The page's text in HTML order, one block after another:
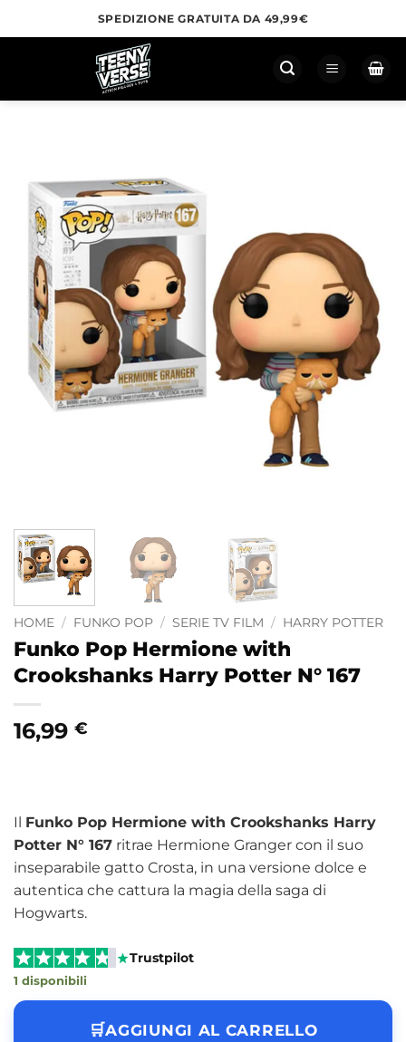
ai
SPEDIZIONE GRATUITA DA 49,99€
HOME / FUNKO POP / SERIE TV FILM / HARRY POTTER
Funko Pop Hermione with
Crookshanks Harry Potter N° 167
16,99 €
Il Funko Pop Hermione with Crookshanks Harry
Potter N° 167 ritrae Hermione Granger con il suo
inseparabile gatto Crosta, in una versione dolce e
autentica che cattura la magia della saga di
Hogwarts.
Trustpilot
1 disponibili
AGGIUNGI AL CARRELLO